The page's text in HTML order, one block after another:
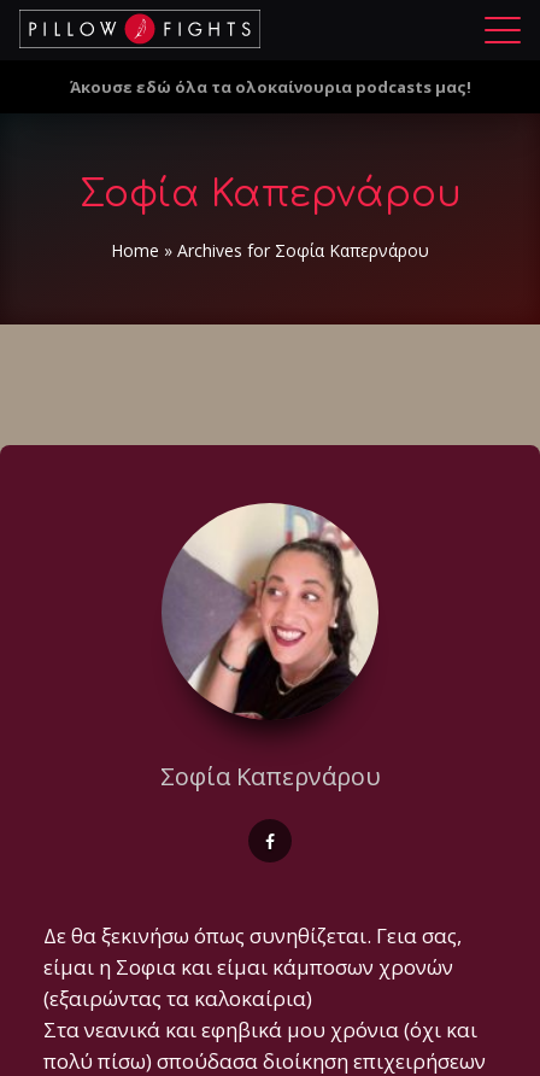
Μ
ο
Άκουσε εδώ όλα τα ολοκαίνουρια podcasts μας!
Σοφία Καπερνάρου
Home » Archives for Σοφία Καπερνάρου
Σοφία Καπερνάρου
Δε θα ξεκινήσω όπως συνηθίζεται. Γεια σας,
είμαι η Σοφια και είμαι κάμποσων χρονών
(εξαιρώντας τα καλοκαίρια)
Στα νεανικά και εφηβικά μου χρόνια (όχι και
πολύ πίσω) σπούδασα διοίκηση επιχειρήσεων